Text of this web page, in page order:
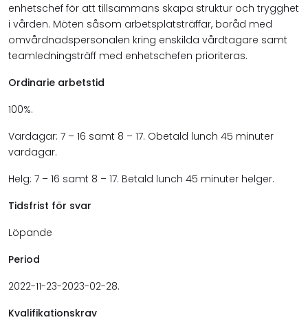
enhetschef för att tillsammans skapa struktur och trygghet
i vården. Möten såsom arbetsplatsträffar, boråd med
omvårdnadspersonalen kring enskilda vårdtagare samt
teamledningsträff med enhetschefen prioriteras.
Ordinarie arbetstid
100%.
Vardagar: 7 – 16 samt 8 – 17. Obetald lunch 45 minuter
vardagar.
Helg: 7 – 16 samt 8 – 17. Betald lunch 45 minuter helger.
Tidsfrist för svar
Löpande
Period
2022-11-23-2023-02-28.
Kvalifikationskrav